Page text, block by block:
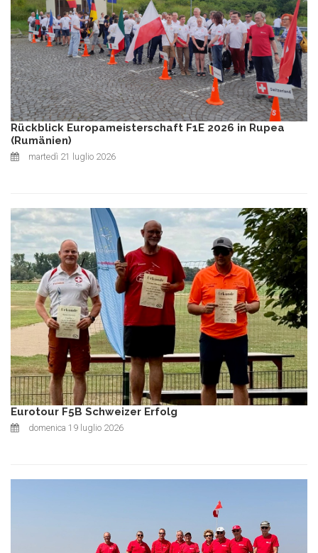
Rückblick Europameisterschaft F1E 2026 in Rupea
(Rumänien)
martedì 21 luglio 2026
Eurotour F5B Schweizer Erfolg
domenica 19 luglio 2026